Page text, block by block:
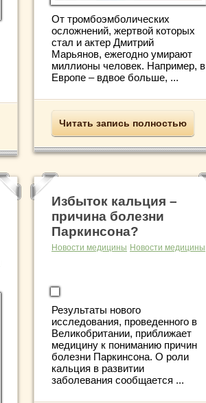
От тромбоэмболических
осложнений, жертвой которых
стал и актер Дмитрий
Марьянов, ежегодно умирают
миллионы человек. Например, в
Европе – вдвое больше, ...
Читать запись полностью
Избыток кальция –
причина болезни
Паркинсона?
Новости медицины Новости медицины
Результаты нового
исследования, проведенного в
Великобритании, приближает
медицину к пониманию причин
болезни Паркинсона. О роли
кальция в развитии
заболевания сообщается ...